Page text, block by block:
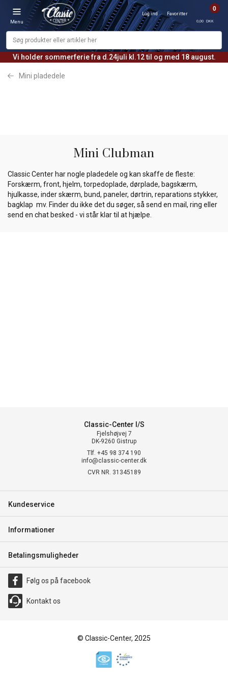
Vi holder sommerferie fra d.24juli kl.12 til og med 18 august.
Menu
Log ind Favoritter
0
0,00 DKK
Mini pladedele
Mini Clubman
Classic Center har nogle pladedele og kan skaffe de fleste:
Forskærm, front, hjelm, torpedoplade, dørplade, bagskærm,
hjulkasse, inder skærm, bund, paneler, dørtrin, reparations stykker,
bagklap mv. Finder du ikke det du søger, så send en mail, ring eller
send en chat besked - vi står klar til at hjælpe.
Classic-Center I/S
Fjelshøjvej 7
DK-9260 Gistrup
Tlf. +45 98 374 190
info@classic-center.dk
CVR NR. 31345189
Kundeservice
Informationer
Betalingsmuligheder
Følg os på facebook
Kontakt os
© Classic-Center, 2025